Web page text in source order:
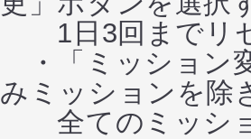
1日3回までリ
・「ミッション
みミッションを除
全てのミッショ